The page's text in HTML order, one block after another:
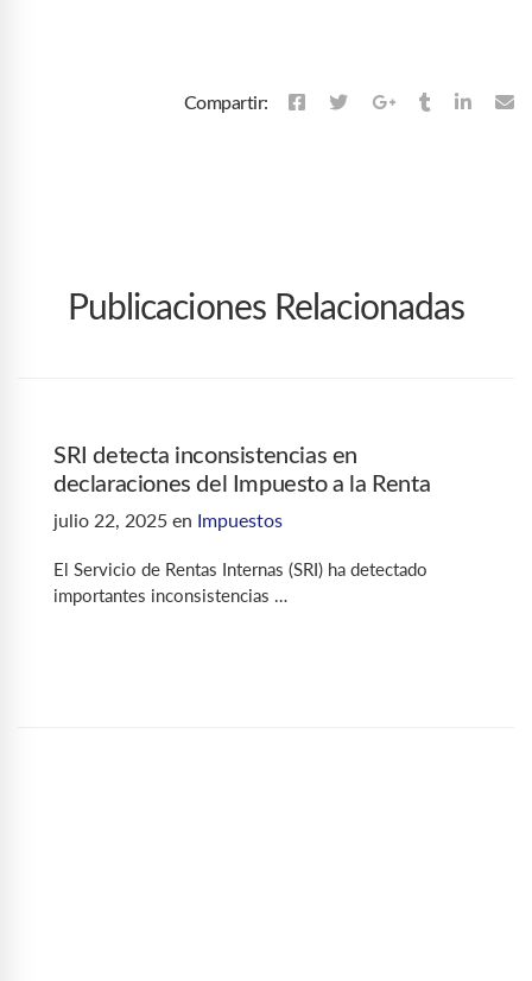
Compartir:
Publicaciones Relacionadas
SRI detecta inconsistencias en
declaraciones del Impuesto a la Renta
julio 22, 2025 en Impuestos
El Servicio de Rentas Internas (SRI) ha detectado
importantes inconsistencias …